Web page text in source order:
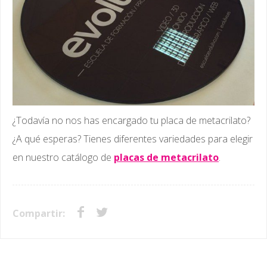
¿Todavía no nos has encargado tu placa de metacrilato?
¿A qué esperas? Tienes diferentes variedades para elegir
en nuestro catálogo de placas de metacrilato.
Compartir: